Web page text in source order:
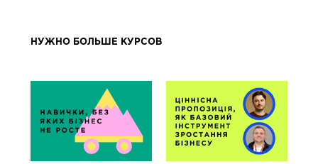
НУЖНО БОЛЬШЕ КУРСОВ